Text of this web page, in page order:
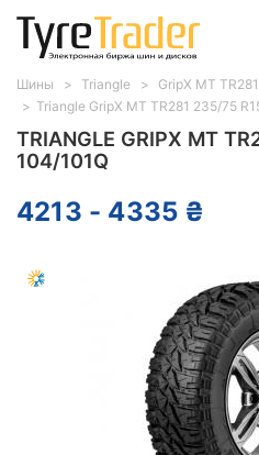
TRIANGLE GRIPX MT
104/101Q
4213 - 4335 ₴
Шины Triangle
GripX MT TR281
Triangle GripX MT TR281 235/75